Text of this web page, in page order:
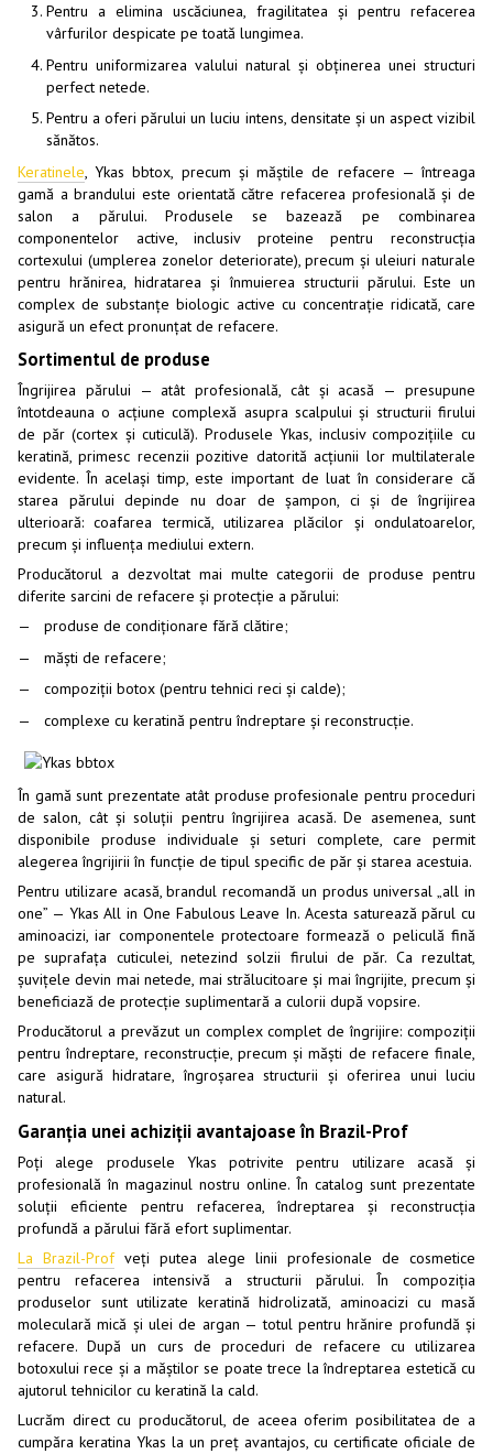
Pentru a elimina uscăciunea, fragilitatea și pentru refacerea
vârfurilor despicate pe toată lungimea.
Pentru uniformizarea valului natural și obținerea unei structuri
perfect netede.
Pentru a oferi părului un luciu intens, densitate și un aspect vizibil
sănătos.
Keratinele, Ykas bbtox, precum și măștile de refacere — întreaga
gamă a brandului este orientată către refacerea profesională și de
salon a părului. Produsele se bazează pe combinarea
componentelor active, inclusiv proteine pentru reconstrucția
cortexului (umplerea zonelor deteriorate), precum și uleiuri naturale
pentru hrănirea, hidratarea și înmuierea structurii părului. Este un
complex de substanțe biologic active cu concentrație ridicată, care
asigură un efect pronunțat de refacere.
Sortimentul de produse
Îngrijirea părului — atât profesională, cât și acasă — presupune
întotdeauna o acțiune complexă asupra scalpului și structurii firului
de păr (cortex și cuticulă). Produsele Ykas, inclusiv compozițiile cu
keratină, primesc recenzii pozitive datorită acțiunii lor multilaterale
evidente. În același timp, este important de luat în considerare că
starea părului depinde nu doar de șampon, ci și de îngrijirea
ulterioară: coafarea termică, utilizarea plăcilor și ondulatoarelor,
precum și influența mediului extern.
Producătorul a dezvoltat mai multe categorii de produse pentru
diferite sarcini de refacere și protecție a părului:
produse de condiționare fără clătire;
măști de refacere;
compoziții botox (pentru tehnici reci și calde);
complexe cu keratină pentru îndreptare și reconstrucție.
În gamă sunt prezentate atât produse profesionale pentru proceduri
de salon, cât și soluții pentru îngrijirea acasă. De asemenea, sunt
disponibile produse individuale și seturi complete, care permit
alegerea îngrijirii în funcție de tipul specific de păr și starea acestuia.
Pentru utilizare acasă, brandul recomandă un produs universal „all in
one” — Ykas All in One Fabulous Leave In. Acesta saturează părul cu
aminoacizi, iar componentele protectoare formează o peliculă fină
pe suprafața cuticulei, netezind solzii firului de păr. Ca rezultat,
șuvițele devin mai netede, mai strălucitoare și mai îngrijite, precum și
beneficiază de protecție suplimentară a culorii după vopsire.
Producătorul a prevăzut un complex complet de îngrijire: compoziții
pentru îndreptare, reconstrucție, precum și măști de refacere finale,
care asigură hidratare, îngroșarea structurii și oferirea unui luciu
natural.
Garanția unei achiziții avantajoase în Brazil-Prof
Poți alege produsele Ykas potrivite pentru utilizare acasă și
profesională în magazinul nostru online. În catalog sunt prezentate
soluții eficiente pentru refacerea, îndreptarea și reconstrucția
profundă a părului fără efort suplimentar.
La Brazil-Profveți putea alege linii profesionale de cosmetice
pentru refacerea intensivă a structurii părului. În compoziția
produselor sunt utilizate keratină hidrolizată, aminoacizi cu masă
moleculară mică și ulei de argan — totul pentru hrănire profundă și
refacere. După un curs de proceduri de refacere cu utilizarea
botoxului rece și a măștilor se poate trece la îndreptarea estetică cu
ajutorul tehnicilor cu keratină la cald.
Lucrăm direct cu producătorul, de aceea oferim posibilitatea de a
cumpăra keratina Ykas la un preț avantajos, cu certificate oficiale de